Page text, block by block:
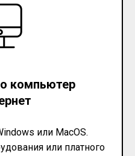
компьютер
или MacOS.
или платного